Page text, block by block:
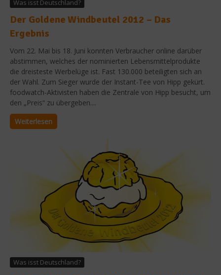
Was isst Deutschland?
Der Goldene Windbeutel 2012 – Das
Ergebnis
Vom 22. Mai bis 18. Juni konnten Verbraucher online darüber
abstimmen, welches der nominierten Lebensmittelprodukte
die dreisteste Werbelüge ist. Fast 130.000 beteiligten sich an
der Wahl. Zum Sieger wurde der Instant-Tee von Hipp gekürt.
foodwatch-Aktivisten haben die Zentrale von Hipp besucht, um
den „Preis“ zu übergeben....
Weiterlesen
Was isst Deutschland?